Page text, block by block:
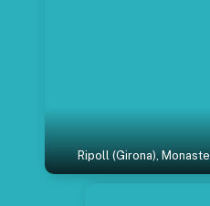
Ripoll (Girona),